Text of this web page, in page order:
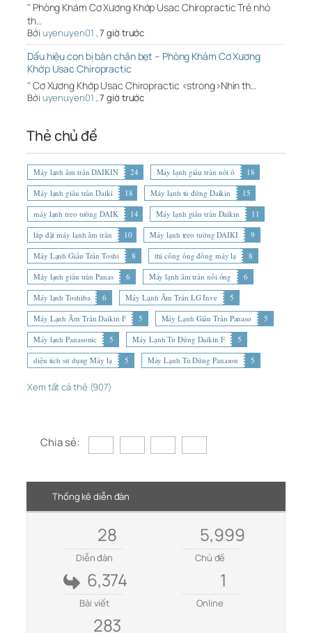
" Phòng Khám Cơ Xương Khớp Usac Chiropractic Trẻ nhỏ
th…
Bởi uyenuyen01 ,7 giờ trước
Dấu hiệu con bị bàn chân bẹt – Phòng Khám Cơ Xương
Khớp Usac Chiropractic
" Cơ Xương Khớp Usac Chiropractic <strong>Nhìn th…
Bởi uyenuyen01 ,7 giờ trước
Thẻ chủ đề
Máy lạnh âm trần DAIKIN 24 Máy lạnh giấu trần nối ố
18
Máy lạnh giấu trần Daiki
18 Máy lạnh tủ đứng Daikin
15
máy lạnh treo tường DAIK
14 Máy lạnh giấu trần Daikin
11
lắp đặt máy lạnh âm trần
10 Máy lạnh treo tường DAIKI
9
Máy Lạnh Giấu Trần Toshi
8 thi công ống đồng máy lạ
8
Máy lạnh giấu trần Panas
6 Máy lạnh âm trần nối ống
6
Máy lạnh Toshiba
6 Máy Lạnh Âm Trần LG Inve
5
Máy Lạnh Âm Trần Daikin F
5 Máy Lạnh Giấu Trần Panaso
5
Máy lạnh Panasonic
5 Máy Lạnh Tủ Đứng Daikin F
5
diện tích sử dụng Máy lạ
5 Máy Lạnh Tủ Đứng Panason 5
Xem tất cả thẻ (907)
Chia sẻ:
Thống kê diễn đàn
28
Diễn đàn
5,999
Chủ đề
6,374
Bài viết
1
Online
283